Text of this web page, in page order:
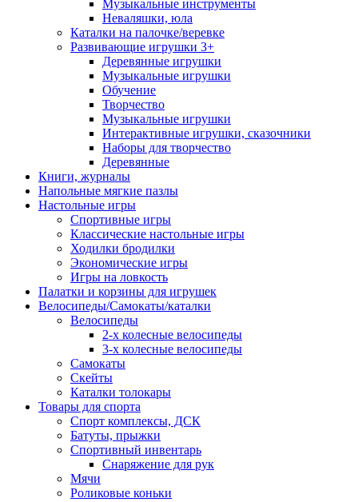
Музыкальные инструменты
Неваляшки, юла
Каталки на палочке/веревке
Развивающие игрушки 3+
Деревянные игрушки
Музыкальные игрушки
Обучение
Творчество
Музыкальные игрушки
Интерактивные игрушки, сказочники
Наборы для творчество
Деревянные
Книги, журналы
Напольные мягкие пазлы
Настольные игры
Спортивные игры
Классические настольные игры
Ходилки бродилки
Экономические игры
Игры на ловкость
Палатки и корзины для игрушек
Велосипеды/Самокаты/каталки
Велосипеды
2-х колесные велосипеды
3-х колесные велосипеды
Самокаты
Скейты
Каталки толокары
Товары для спорта
Спорт комплексы, ДСК
Батуты, прыжки
Спортивный инвентарь
Снаряжение для рук
Мячи
Роликовые коньки